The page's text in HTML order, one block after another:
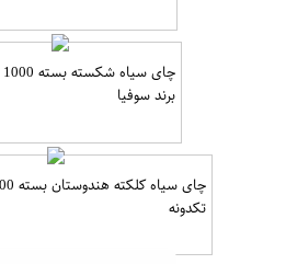
برند سوفیا
تکدونه